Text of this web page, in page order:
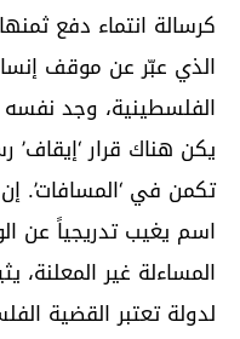
كرسالة انتماء دفع
الذي عبّر عن موقف
الفلسطينية، وجد
يكن هناك قرار
تكمن في ‘المسافات’.
اسم يغيب تدريجياً عن
المساءلة غير
لدولة تعتبر القضية